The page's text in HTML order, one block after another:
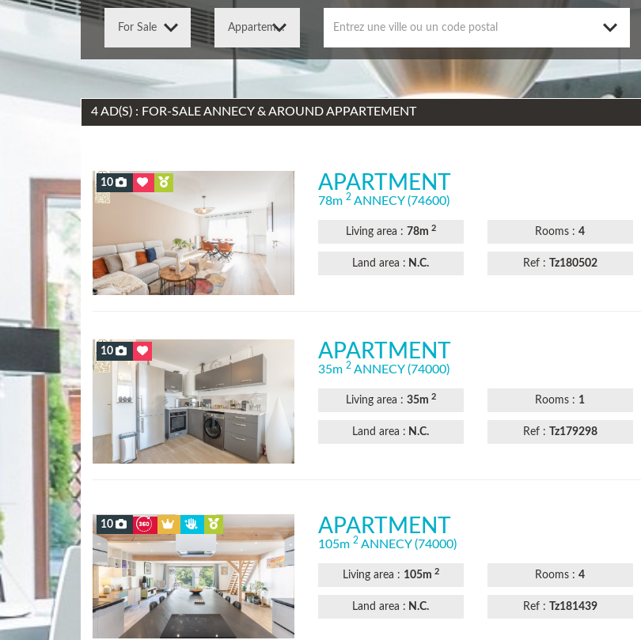
Entrez une ville ou un code postal
4 AD(S) : FOR-SALE ANNECY & AROUND APPARTEMENT
10 APARTMENT
78m 2 ANNECY (74600)
Living area : 78m 2 ​Rooms​ :4
Land area : N.C. Ref : Tz180502
10 APARTMENT
35m 2 ANNECY (74000)
Living area : 35m 2 ​Rooms​ : 1
Land area : N.C. Ref : Tz179298
10 APARTMENT
105m 2 ANNECY (74000)
Living area : 105m 2 ​Rooms​ :4
Land area : N.C. Ref : Tz181439